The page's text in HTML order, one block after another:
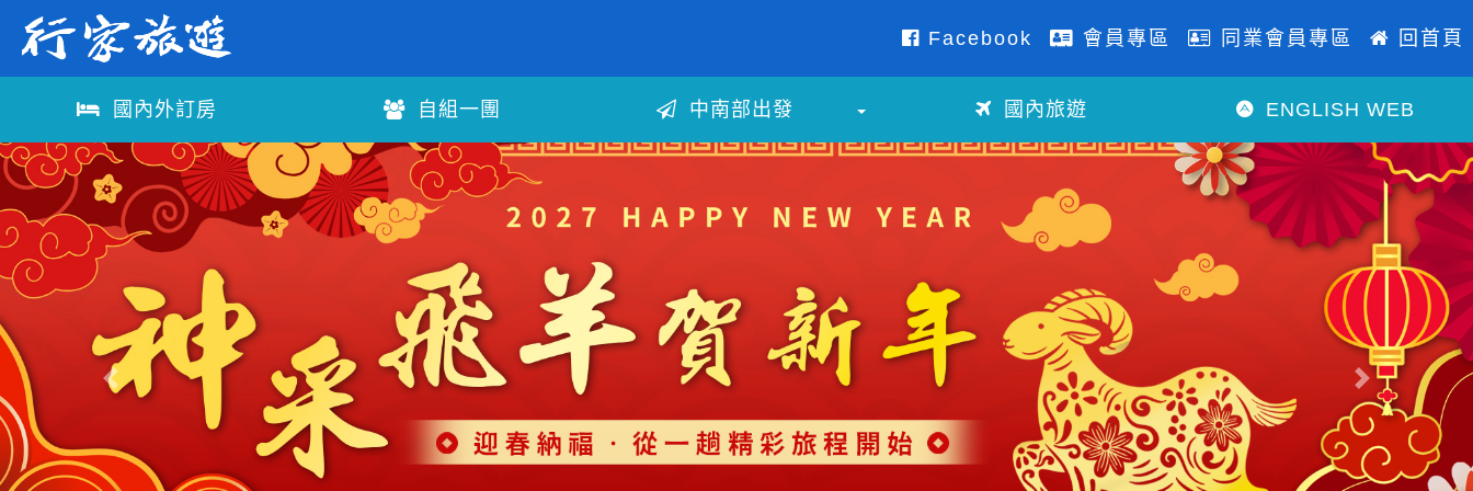
Facebook 會員專區 同業會員專區 回首頁
國內外訂房 自組一團 中南部出發 國內旅遊 ENGLISH WEB
往前 往後